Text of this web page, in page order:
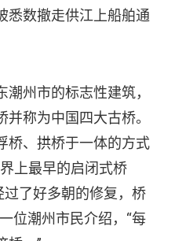
悉数撤走供江上船舶通
州市的标志性建筑，
称为中国四大古桥。
桥、拱桥于一体的方式
上最早的启闭式桥
过了好多朝的修复，桥
位潮州市民介绍，“每